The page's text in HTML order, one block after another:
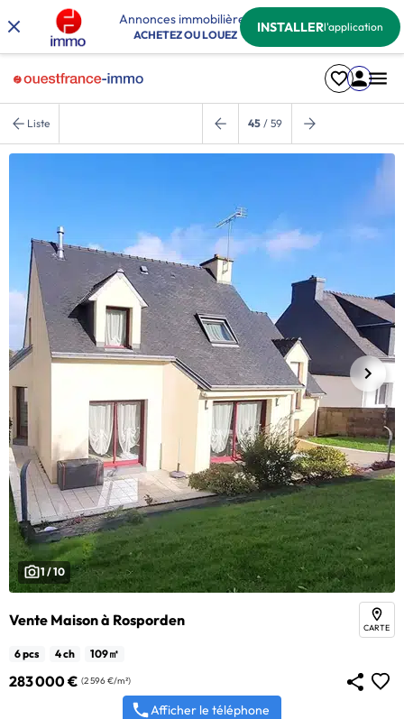
Annonces immobilières
ACHETEZ OU LOUEZ INSTALLERl'application
Liste 45 / 59
1 / 10
Vente Maison à Rosporden CARTE
6 pcs 4 ch 109㎡
283 000 € (2 596 €/m²)
Afficher le téléphone